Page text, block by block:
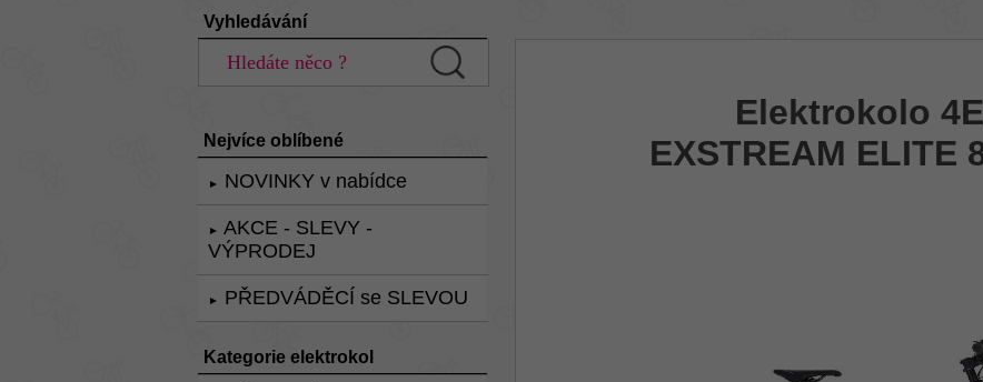
Vyhledávání
Nejvíce oblíbené
► NOVINKY v nabídce
►
AKCE - SLEVY -
VÝPRODEJ
► PŘEDVÁDĚCÍ se SLEVOU
Kategorie elektrokol
Elektrokolo
EXSTREAM ELITE